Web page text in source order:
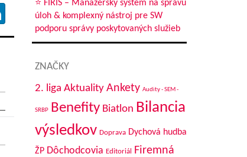
⭐ FIRIS – Manažérsky systém na správu
úloh & komplexný nástroj pre SW
podporu správy poskytovaných služieb
ZNAČKY
2. liga Aktuality Ankety Audity - SEM -
SRBP Benefity Biatlon Bilancia
výsledkov Doprava Dychová hudba
ŽP Dôchodcovia Editoriál
Firemná